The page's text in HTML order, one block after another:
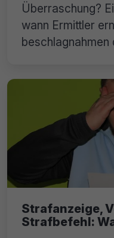
Überraschung?
wann Ermittler
beschlagnahmen
Strafanzeige,
Strafbefehl: